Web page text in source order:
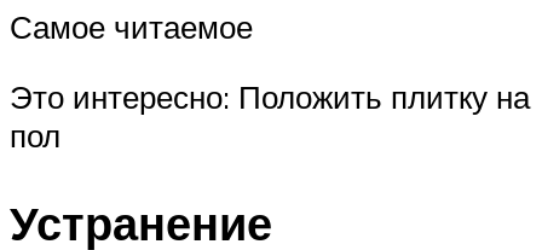
Самое читаемое
Это интересно: Положить плитку на
пол
Устранение